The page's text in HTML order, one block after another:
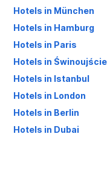
Hotels in München
Hotels in Hamburg
Hotels in Paris
Hotels in Świnoujście
Hotels in Istanbul
Hotels in London
Hotels in Berlin
Hotels in Dubai